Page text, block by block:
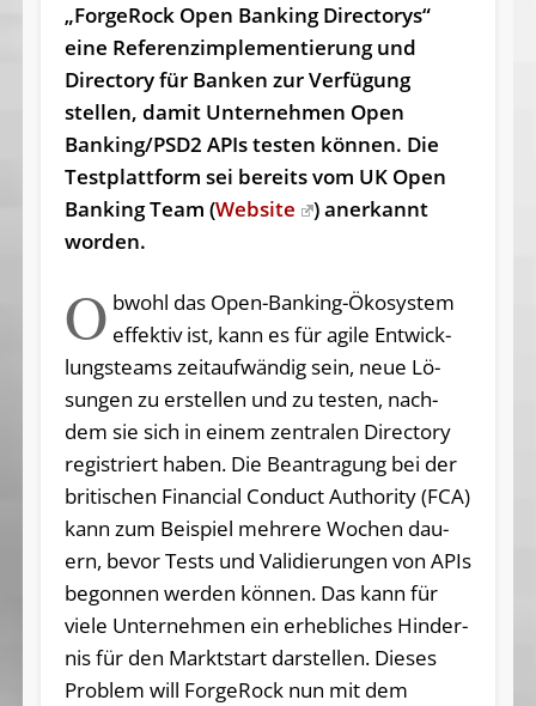
„ForgeRock Open Banking Directorys“
eine Referenz­implementierung und
Directory für Banken zur Verfügung
stellen, damit Unternehmen Open
Banking/PSD2 APIs testen können. Die
Testplattform sei bereits vom UK Open
Banking Team (Website
) anerkannt
worden.
O bwohl das Open-Ban­king-Öko­sys­tem
ef­fek­tiv ist, kann es für agi­le Ent­wick­
lungs­teams zeit­auf­wän­dig sein, neue Lö­
sun­gen zu er­stel­len und zu tes­ten, nach­
dem sie sich in ei­nem zen­tra­len Di­rec­to­ry
re­gis­triert ha­ben. Die Be­an­tra­gung bei der
bri­ti­schen Fi­nan­ci­al Con­duct Aut­ho­ri­ty (FCA)
kann zum Bei­spiel meh­re­re Wo­chen dau­
ern, be­vor Tests und Va­li­die­run­gen von APIs
be­gon­nen wer­den kön­nen. Das kann für
vie­le Un­ter­neh­men ein er­heb­li­ches Hin­der­
nis für den Markt­start dar­stel­len. Dieses
Problem will For­ge­Rock nun mit dem